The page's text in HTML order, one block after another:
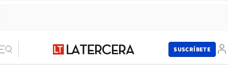
SUSCRÍBETE